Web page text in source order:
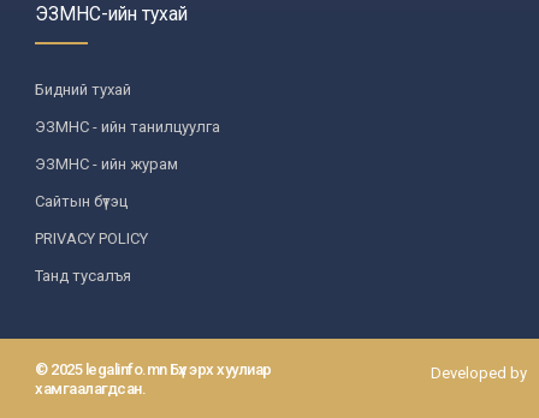
Үндсэн хуулийн цэцийн шийдвэр
Улсын дээд шүүхийн тогтоол
УИХ-аас томилогддог байгууллагын дарга, түүнтэй адилтгах албан
тушаалтны шийдвэр
Сайдын тушаал(987)
Засгийн газрын агентлагийн даргын тушаал
Хууль, хяналтын байгууллага
Төрийн зарим чиг үүргийг хууль болон гэрээний үндсэн дээр
хэрэгжүүлж буй байгууллага
Аймаг, нийслэлийн Засаг даргын захирамж(85)
Зөвлөл, хороо, бусад байгууллага
ЭЗМНС-ийн тухай
Бидний тухай
ЭЗМНС - ийн танилцуулга
ЭЗМНС - ийн журам
Сайтын бүтэц
PRIVACY POLICY
Танд тусалъя
© 2025 legalinfo.mn Бүх эрх хуулиар
хамгаалагдсан.
Developed by